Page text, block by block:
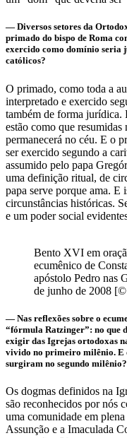
— Diversos setores da
primado do bispo de Roma
exercido como domínio seria
católicos?
O primado, como toda a
interpretado e exercido
também de forma jurídica.
estão como que
permanecerá no céu. E o
ser exercido segundo a
assumido pelo papa
uma definição ritual, de
papa serve porque ama. E
circunstâncias históricas.
e um poder social
Bento XVI em
ecumênico de
apóstolo Pedro nas
de junho de 2008 [©
— Nas reflexões sobre o
“fórmula Ratzinger”: no que
exigir das Igrejas ortodoxas
vivido no primeiro milênio. E
surgiram no segundo milênio?
Os dogmas definidos na
são reconhecidos por nós
uma comunidade em
Assunção e a Imaculada